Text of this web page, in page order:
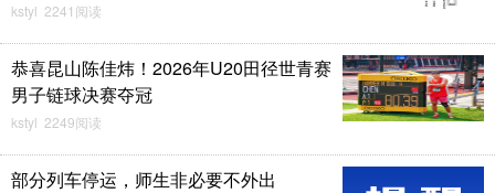
kstyl 2241阅读
恭喜昆山陈佳炜！2026年U20田径世青赛
男子链球决赛夺冠
kstyl 2249阅读
部分列车停运，师生非必要不外出